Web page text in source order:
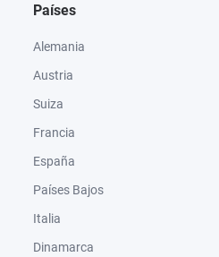
Países
Alemania
Austria
Suiza
Francia
España
Países Bajos
Italia
Dinamarca